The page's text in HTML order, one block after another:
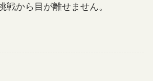
戦から目が離せません。